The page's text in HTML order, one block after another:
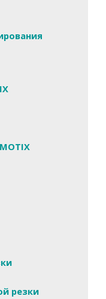
резки